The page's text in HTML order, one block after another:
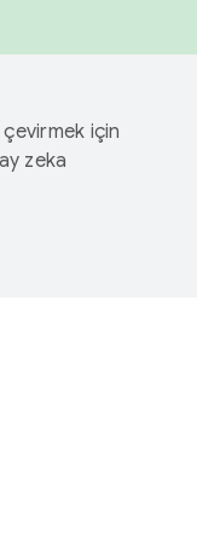
için
zeka